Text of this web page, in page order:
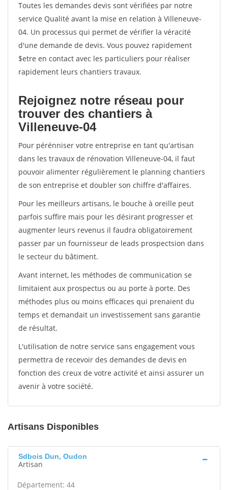
Toutes les demandes devis sont vérifiées par notre
service Qualité avant la mise en relation à Villeneuve-
04. Un processus qui permet de vérifier la véracité
d'une demande de devis. Vous pouvez rapidement
$etre en contact avec les particuliers pour réaliser
rapidement leurs chantiers travaux.
Rejoignez notre réseau pour
trouver des chantiers à
Villeneuve-04
Pour pérénniser votre entreprise en tant qu'artisan
dans les travaux de rénovation Villeneuve-04, il faut
pouvoir alimenter régulièrement le planning chantiers
de son entreprise et doubler son chiffre d'affaires.
Pour les meilleurs artisans, le bouche à oreille peut
parfois suffire mais pour les désirant progresser et
augmenter leurs revenus il faudra obligatoirement
passer par un fournisseur de leads prospectsion dans
le secteur du bâtiment.
Avant internet, les méthodes de communication se
limitaient aux prospectus ou au porte à porte. Des
méthodes plus ou moins efficaces qui prenaient du
temps et demandait un investissement sans garantie
de résultat.
L'utilisation de notre service sans engagement vous
permettra de recevoir des demandes de devis en
fonction des creux de votre activité et ainsi assurer un
avenir à votre société.
Artisans Disponibles
Sdbois Dun, Oudon
Artisan
Département: 44